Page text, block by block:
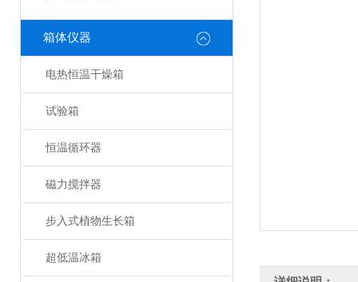
箱体仪器
电热恒温干燥箱
试验箱
恒温循环器
磁力搅拌器
步入式植物生长箱
超低温冰箱